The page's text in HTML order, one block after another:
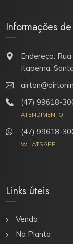
Informações
Endereço:
Itapema,
(47) 99618-
ATENDIMENTO
(47) 99618-
WHATSAPP
Links úteis
Venda
Na Planta